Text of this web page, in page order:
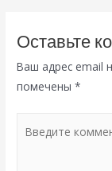
Оставьте
Ваш адрес email
помечены*
комментарий...